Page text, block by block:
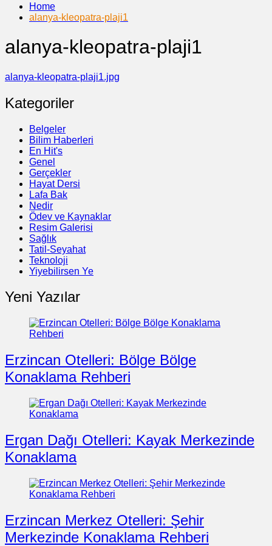
Home
alanya-kleopatra-plaji1
alanya-kleopatra-plaji1
alanya-kleopatra-plaji1.jpg
Kategoriler
Belgeler
Bilim Haberleri
En Hit's
Genel
Gerçekler
Hayat Dersi
Lafa Bak
Nedir
Ödev ve Kaynaklar
Resim Galerisi
Sağlık
Tatil-Seyahat
Teknoloji
Yiyebilirsen Ye
Yeni Yazılar
Erzincan Otelleri: Bölge Bölge
Konaklama Rehberi
Ergan Dağı Otelleri: Kayak Merkezinde
Konaklama
Erzincan Merkez Otelleri: Şehir
Merkezinde Konaklama Rehberi